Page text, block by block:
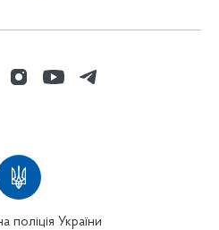
поліція України